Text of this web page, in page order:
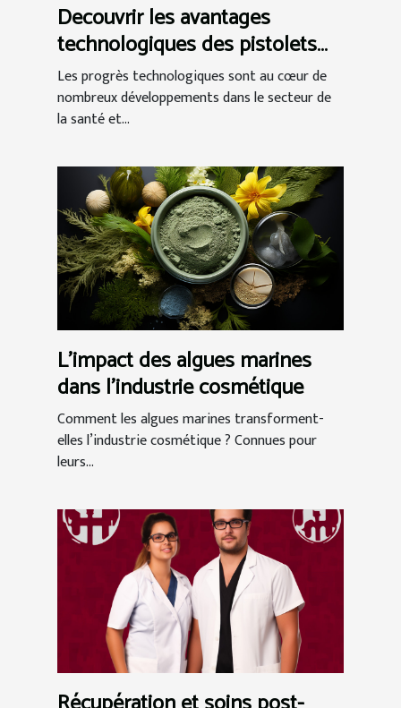
Decouvrir les avantages
technologiques des pistolets
de massage
Les progrès technologiques sont au cœur de
nombreux développements dans le secteur de
la santé et...
L'impact des algues marines
dans l'industrie cosmétique
Comment les algues marines transforment-
elles l’industrie cosmétique ? Connues pour
leurs...